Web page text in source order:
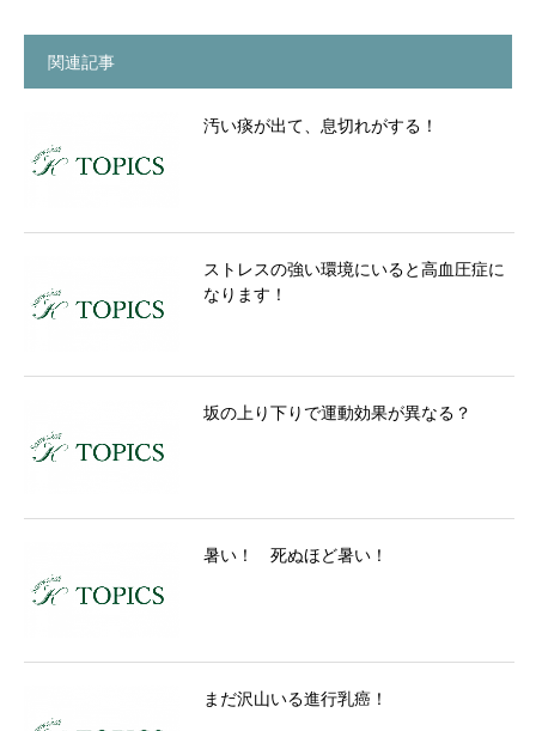
関連記事
汚い痰が出て、息切れがする！
ストレスの強い環境にいると高血圧症に
なります！
坂の上り下りで運動効果が異なる？
暑い！ 死ぬほど暑い！
まだ沢山いる進行乳癌！